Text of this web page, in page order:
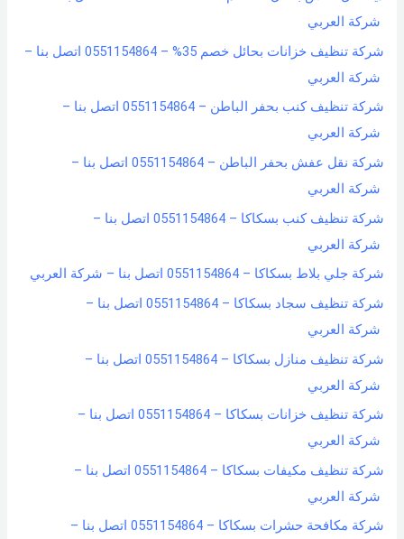
شركة العربي
شركة تنظيف خزانات بحائل خصم 35% – 0551154864 اتصل بنا –
شركة العربي
شركة تنظيف كنب بحفر الباطن – 0551154864 اتصل بنا –
شركة العربي
شركة نقل عفش بحفر الباطن – 0551154864 اتصل بنا –
شركة العربي
شركة تنظيف كنب بسكاكا – 0551154864 اتصل بنا –
شركة العربي
شركة جلي بلاط بسكاكا – 0551154864 اتصل بنا – شركة العربي
شركة تنظيف سجاد بسكاكا – 0551154864 اتصل بنا –
شركة العربي
شركة تنظيف منازل بسكاكا – 0551154864 اتصل بنا –
شركة العربي
شركة تنظيف خزانات بسكاكا – 0551154864 اتصل بنا –
شركة العربي
شركة تنظيف مكيفات بسكاكا – 0551154864 اتصل بنا –
شركة العربي
شركة مكافحة حشرات بسكاكا – 0551154864 اتصل بنا –